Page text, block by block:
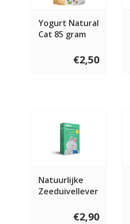
Yogurt Natural
Cat 85 gram
€2,50
Natuurlijke
Zeeduivellever
115 gram€2,90